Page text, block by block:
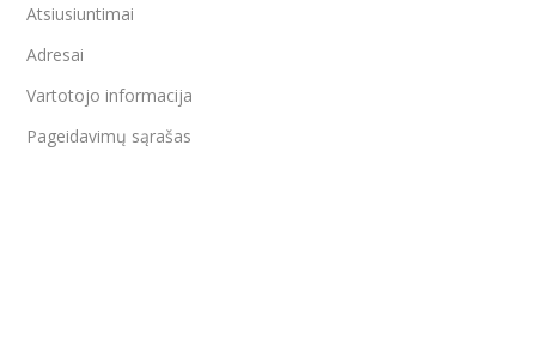
Atsiusiuntimai
Adresai
Vartotojo informacija
Pageidavimų sąrašas